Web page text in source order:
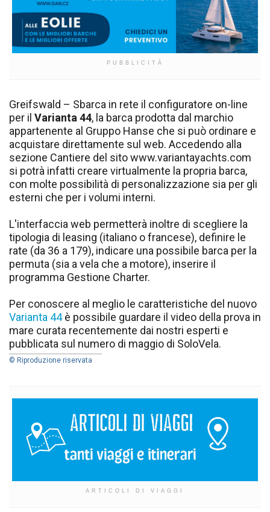
PUBBLICITÀ
Greifswald – Sbarca in rete il configuratore on-line
per il Varianta 44, la barca prodotta dal marchio
appartenente al Gruppo Hanse che si può ordinare e
acquistare direttamente sul web. Accedendo alla
sezione Cantiere del sito www.variantayachts.com
si potrà infatti creare virtualmente la propria barca,
con molte possibilità di personalizzazione sia per gli
esterni che per i volumi interni.
L'interfaccia web permetterà inoltre di scegliere la
tipologia di leasing (italiano o francese), definire le
rate (da 36 a 179), indicare una possibile barca per la
permuta (sia a vela che a motore), inserire il
programma Gestione Charter.
Per conoscere al meglio le caratteristiche del nuovo
Varianta 44è possibile guardare il video della prova in
mare curata recentemente dai nostri esperti e
pubblicata sul numero di maggio di SoloVela.
© Riproduzione riservata
ARTICOLI DI VIAGGI